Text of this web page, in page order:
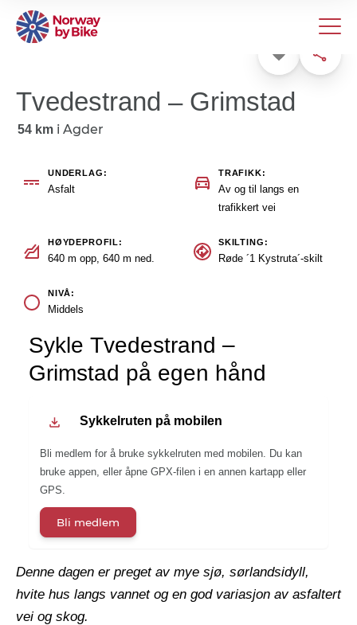
Favoritt Dele
Tvedestrand – Grimstad
54 kmi Agder
UNDERLAG
Asfalt
TRAFIKK
Av og til langs en
trafikkert vei
HØYDEPROFIL
640 m opp, 640 m ned.
SKILTING
Røde ´1 Kystruta´-skilt
NIVÅ
Middels
Sykle Tvedestrand –
Grimstad på egen hånd
Sykkelruten på mobilen
Bli medlem for å bruke sykkelruten med mobilen. Du kan
bruke appen, eller åpne GPX-filen i en annen kartapp eller
GPS.
Bli medlem
Denne dagen er preget av mye sjø, sørlandsidyll,
hvite hus langs vannet og en god variasjon av asfaltert
vei og skog.